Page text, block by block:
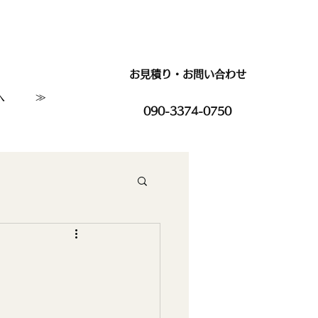
≫
お見積り・お問い合わせ
090-3374-0750